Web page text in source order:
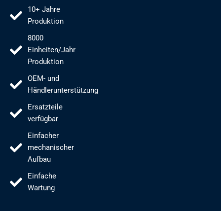
10+ Jahre
Produktion
8000
Einheiten/Jahr
Produktion
OEM- und
Händlerunterstützung
Ersatzteile
verfügbar
Einfacher
mechanischer
Aufbau
Einfache
Wartung